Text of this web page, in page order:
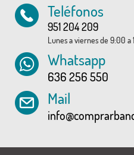
Teléfonos
951 204 209
Lunes a viernes de 9:00 a
Whatsapp
636 256 550
Mail